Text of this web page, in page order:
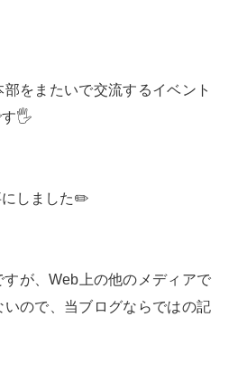
をまたいで交流するイベント
す🖐
にしました✏️
が、Web上の他のメディアで
ので、当ブログならではの記